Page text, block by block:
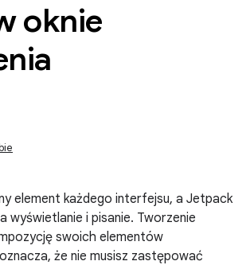
oknie
element każdego interfejsu, a Jetpack
wyświetlanie i pisanie. Tworzenie
swoich elementów
że nie musisz zastępować